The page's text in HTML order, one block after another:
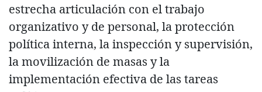
estrecha articulación con el trabajo
organizativo y de personal, la protección
política interna, la inspección y supervisión,
la movilización de masas y la
implementación efectiva de las tareas